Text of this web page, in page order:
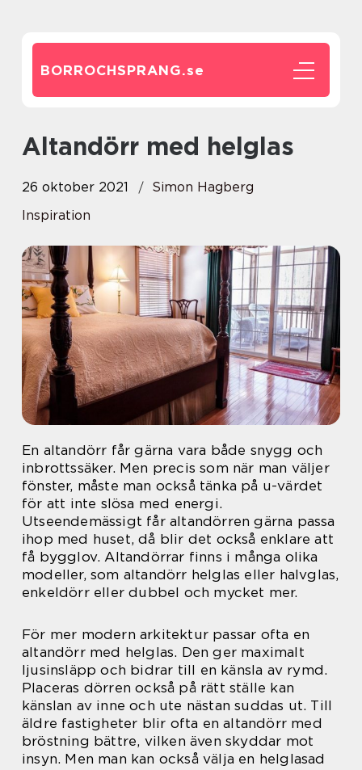
BORROCHSPRANG.se
Altandörr med helglas
26 oktober 2021
Simon Hagberg
Inspiration
En altandörr får gärna vara både snygg och
inbrottssäker. Men precis som när man väljer
fönster, måste man också tänka på u-värdet
för att inte slösa med energi.
Utseendemässigt får altandörren gärna passa
ihop med huset, då blir det också enklare att
få bygglov. Altandörrar finns i många olika
modeller, som altandörr helglas eller halvglas,
enkeldörr eller dubbel och mycket mer.
För mer modern arkitektur passar ofta en
altandörr med helglas. Den ger maximalt
ljusinsläpp och bidrar till en känsla av rymd.
Placeras dörren också på rätt ställe kan
känslan av inne och ute nästan suddas ut. Till
äldre fastigheter blir ofta en altandörr med
bröstning bättre, vilken även skyddar mot
insyn. Men man kan också välja en helglasad